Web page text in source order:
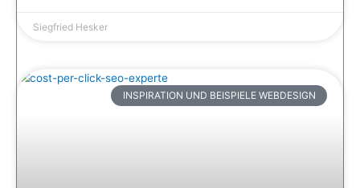
Siegfried Hesker
INSPIRATION UND BEISPIELE WEBDESIGN